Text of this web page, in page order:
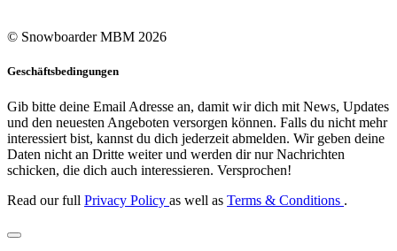
© Snowboarder MBM 2026
Geschäftsbedingungen
Gib bitte deine Email Adresse an, damit wir dich mit News, Updates
und den neuesten Angeboten versorgen können. Falls du nicht mehr
interessiert bist, kannst du dich jederzeit abmelden. Wir geben deine
Daten nicht an Dritte weiter und werden dir nur Nachrichten
schicken, die dich auch interessieren. Versprochen!
Read our full Privacy Policy as well as Terms & Conditions .